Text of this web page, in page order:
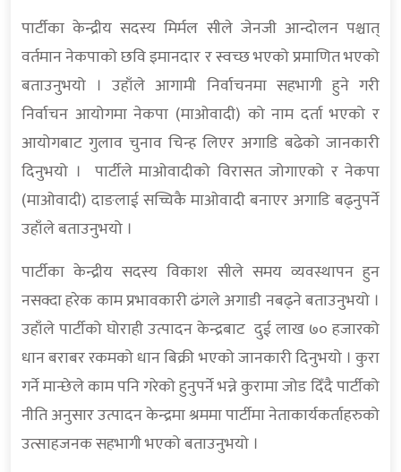
पार्टीका केन्द्रीय सदस्य मिर्मल सीले जेनजी आन्दोलन पश्चात्
वर्तमान नेकपाको छवि इमानदार र स्वच्छ भएको प्रमाणित भएको
बताउनुभयो । उहाँले आगामी निर्वाचनमा सहभागी हुने गरी
निर्वाचन आयोगमा नेकपा (माओवादी) को नाम दर्ता भएको र
आयोगबाट गुलाव चुनाव चिन्ह लिएर अगाडि बढेको जानकारी
दिनुभयो । पार्टीले माओवादीको विरासत जोगाएको र नेकपा
(माओवादी) दाङलाई सच्चिकै माओवादी बनाएर अगाडि बढ्नुपर्ने
उहाँले बताउनुभयो ।
पार्टीका केन्द्रीय सदस्य विकाश सीले समय व्यवस्थापन हुन
नसक्दा हरेक काम प्रभावकारी ढंगले अगाडी नबढ्ने बताउनुभयो ।
उहाँले पार्टीको घोराही उत्पादन केन्द्रबाट दुई लाख ७० हजारको
धान बराबर रकमको धान बिक्री भएको जानकारी दिनुभयो । कुरा
गर्ने मान्छेले काम पनि गरेको हुनुपर्ने भन्ने कुरामा जोड दिँदै पार्टीको
नीति अनुसार उत्पादन केन्द्रमा श्रममा पार्टीमा नेताकार्यकर्ताहरुको
उत्साहजनक सहभागी भएको बताउनुभयो ।